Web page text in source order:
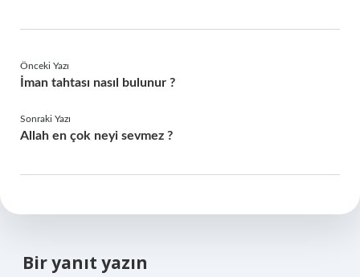
Önceki Yazı
İman tahtası nasıl bulunur ?
Sonraki Yazı
Allah en çok neyi sevmez ?
Bir yanıt yazın